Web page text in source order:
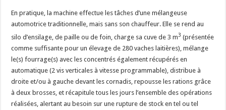
En pratique, la machine effectue les tâches d’une mélangeuse
automotrice traditionnelle, mais sans son chauffeur. Elle se rend au
silo d’ensilage, de paille ou de foin, charge sa cuve de 3 m3 (présentée
comme suffisante pour un élevage de 280 vaches laitières), mélange
le(s) fourrage(s) avec les concentrés également récupérés en
automatique (2 vis verticales à vitesse programmable), distribue à
droite et/ou à gauche devant les cornadis, repousse les rations grâce
à deux brosses, et récapitule tous les jours l’ensemble des opérations
réalisées, alertant au besoin sur une rupture de stock en tel ou tel